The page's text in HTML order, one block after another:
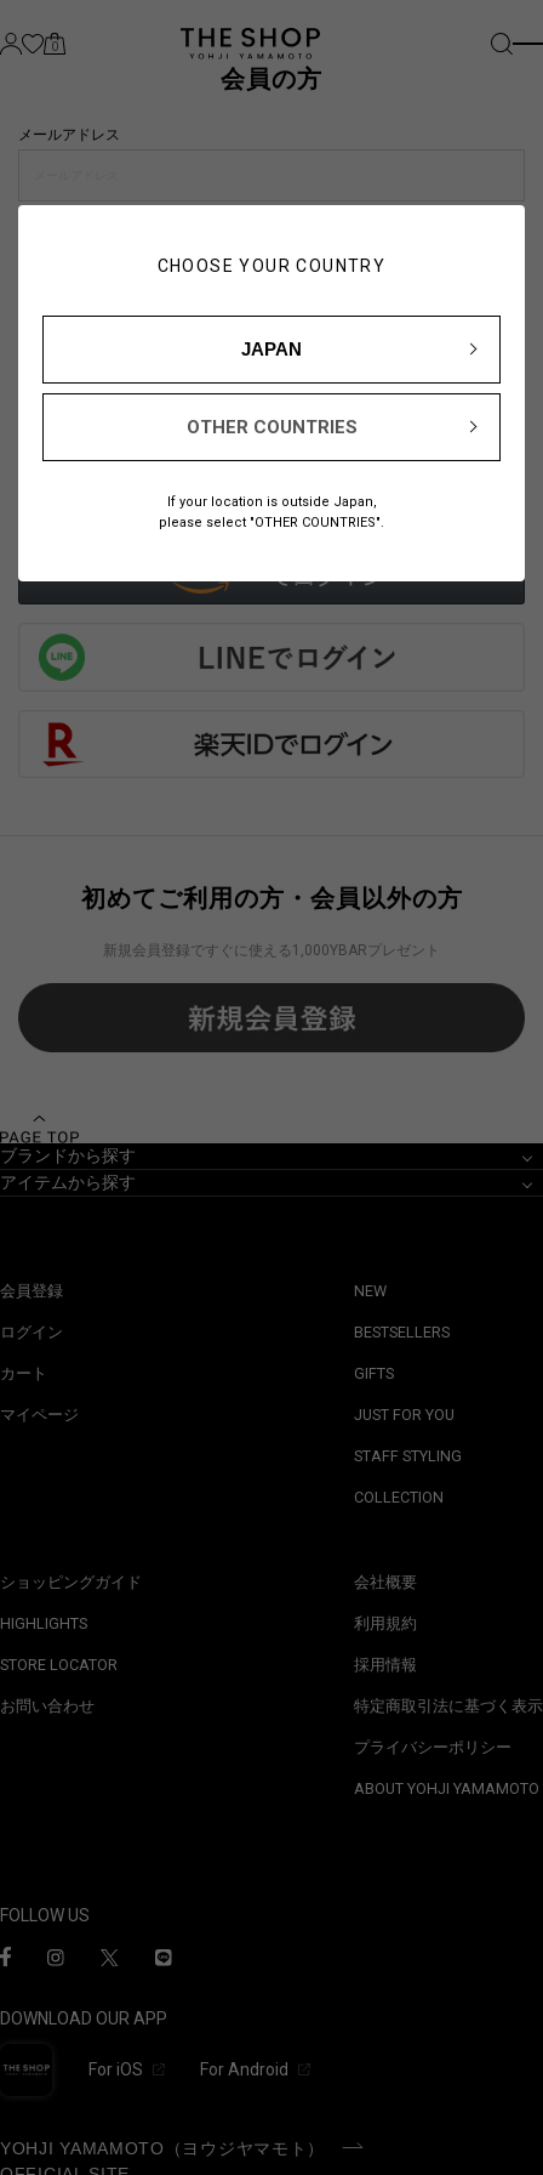
CHOOSE YOUR COUNTRY
JAPAN
OTHER COUNTRIES
If your location is outside Japan,
please select "OTHER COUNTRIES".
0
会員の方
メールアドレス
こちら
または
初めてご利用の方・会員以外の方
新規会員登録ですぐに使える1,000YBARプレゼント
ブランドから探す
アイテムから探す
会員登録
ログイン
カート
マイページ
ショッピングガイド
HIGHLIGHTS
STORE LOCATOR
お問い合わせ
NEW
BESTSELLERS
GIFTS
JUST FOR YOU
STAFF STYLING
COLLECTION
会社概要
利用規約
採用情報
特定商取引法に基づく表示
プライバシーポリシー
ABOUT YOHJI YAMAMOTO
FOLLOW US
DOWNLOAD OUR APP
For iOS For Android
YOHJI YAMAMOTO（ヨウジヤマモト）